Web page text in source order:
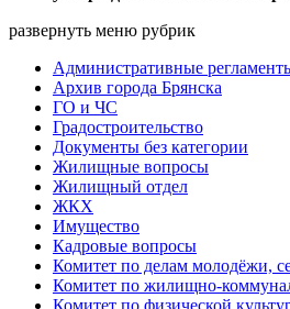
развернуть меню рубрик
Административные
Архив города Брянска
ГО и ЧС
Градостроительство
Документы без категории
Жилищные вопросы
Жилищный отдел
ЖКХ
Имущество
Кадровые вопросы
Комитет по делам молодёжи,
Комитет по жилищно-
Комитет по физической